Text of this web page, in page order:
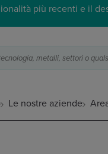
più recenti e il
metalli, settori o
Le nostre aziende